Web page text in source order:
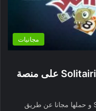
مجانيات
العب مجانا لعبة البطاقات Solitairica على منصة
تحصل الآن على لعبة البطاقات Solitairica و حملها مجانا عن طريق